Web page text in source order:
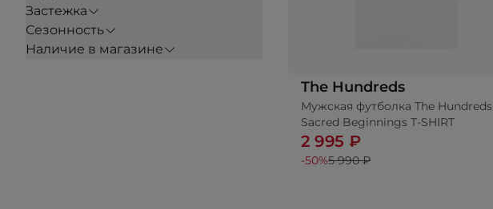
Застежка
Сезонность
Наличие в магазине
The Hundreds
Мужская футболка The Hundreds
Sacred Beginnings T-SHIRT
2 995 ₽
-50%5 990 ₽
Добавить в корзину